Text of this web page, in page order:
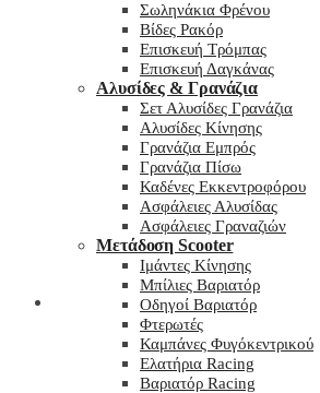
My wishlist
Σωληνάκια Φρένου
Βίδες Ρακόρ
Επισκευή Τρόμπας
Επισκευή Δαγκάνας
Αλυσίδες & Γρανάζια
Σετ Αλυσίδες Γρανάζια
Αλυσίδες Κίνησης
Γρανάζια Εμπρός
Γρανάζια Πίσω
Καδένες Εκκεντροφόρου
Ασφάλειες Αλυσίδας
Ασφάλειες Γραναζιών
Μετάδοση Scooter
Ιμάντες Κίνησης
Μπίλιες Βαριατόρ
Οδηγοί Βαριατόρ
Φτερωτές
Καμπάνες Φυγόκεντρικού
Ελατήρια Racing
Βαριατόρ Racing